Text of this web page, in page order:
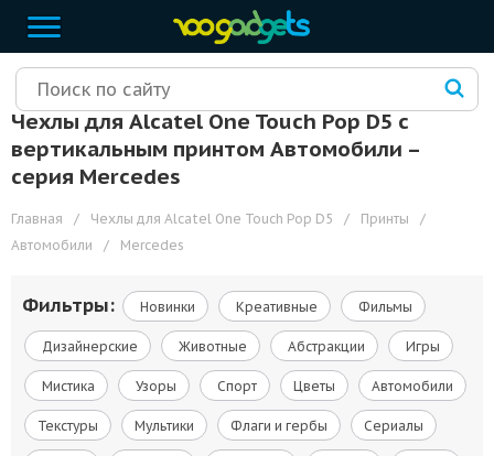
Чехлы для Alcatel One Touch Pop D5 с
вертикальным принтом Автомобили –
cерия Mercedes
Главная / Чехлы для Alcatel One Touch Pop D5 / Принты
/
Автомобили
/ Mercedes
Фильтры: Новинки Креативные Фильмы
Дизайнерские Животные Абстракции Игры
Мистика Узоры Спорт Цветы Автомобили
Текстуры Мультики Флаги и гербы Сериалы